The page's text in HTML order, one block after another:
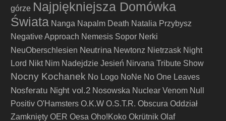
górze Najpiękniejsza Domówka
Świata Nanga Napalm Death Natalia Przybysz
Negative Approach Nemesis Sopor Nerki
NeuOberschlesien Neutrina Newtonz Nietrzask Night
Lord Nikt Nim Nadejdzie Jesień Nirvana Tribute Show
Nocny Kochanek No Logo NoNe No One Leaves
Nosferatu Night vol.2 Nosowska Nuclear Venom Null
Positiv O'Hamsters O.K.W O.S.T.R. Obscura Oddział
Zamknięty OER Oesa Oho!Koko Okrütnik Olaf